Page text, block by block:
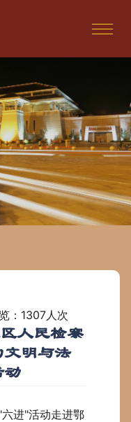
：1307人次
人民检察
明与法
动
进"活动走进鄂